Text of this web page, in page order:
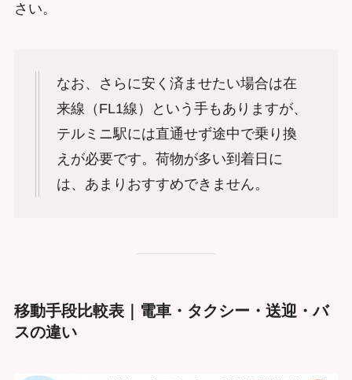
さい。
なお、さらに安く済ませたい場合は在
来線（FL1線）という手もありますが、
テルミニ駅には直通せず途中で乗り換
えが必要です。荷物が多い到着日に
は、あまりおすすめできません。
移動手段比較表｜電車・タクシー・送迎・バ
スの違い